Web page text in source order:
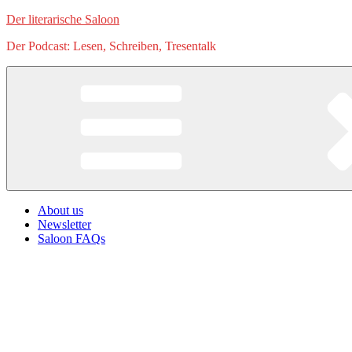
Zum
springen
Der literarische Saloon
Der Podcast: Lesen, Schreiben, Tresentalk
About us
Newsletter
Saloon FAQs